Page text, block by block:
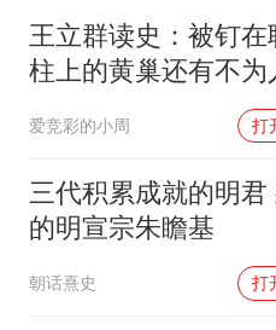
以军
方桃
白海
王立群读史：被钉在
柱上的黄巢还有不为
爱竞彩的小周 打
三代积累成就的明君
的明宣宗朱瞻基
朝话熹史 打